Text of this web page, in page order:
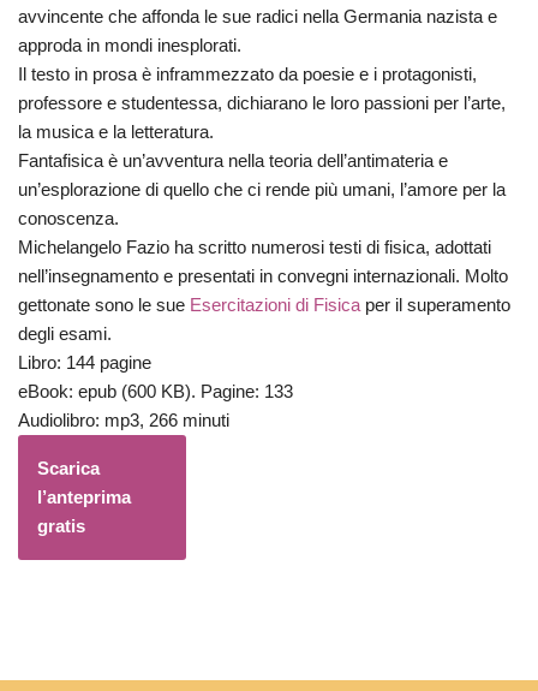
avvincente che affonda le sue radici nella Germania nazista e
approda in mondi inesplorati.
Il testo in prosa è inframmezzato da poesie e i protagonisti,
professore e studentessa, dichiarano le loro passioni per l’arte,
la musica e la letteratura.
Fantafisica è un’avventura nella teoria dell’antimateria e
un’esplorazione di quello che ci rende più umani, l’amore per la
conoscenza.
Michelangelo Fazio ha scritto numerosi testi di fisica, adottati
nell’insegnamento e presentati in convegni internazionali. Molto
gettonate sono le sue Esercitazioni di Fisicaper il superamento
degli esami.
Libro: 144 pagine
eBook: epub (600 KB). Pagine: 133
Audiolibro: mp3, 266 minuti
Scarica
l’anteprima
gratis